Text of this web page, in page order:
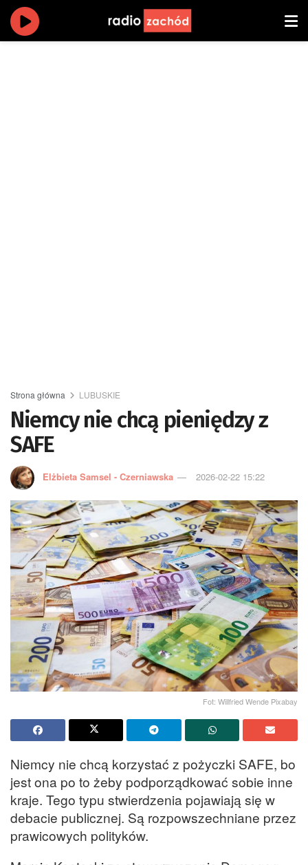
Strona główna LUBUSKIE
Niemcy nie chcą pieniędzy z
SAFE
Elżbieta Samsel - Czerniawska 2026-02-22 15:22
Fot: Willfried Wende Pixabay
Niemcy nie chcą korzystać z pożyczki SAFE, bo
jest ona po to żeby podporządkować sobie inne
kraje. Tego typu stwierdzenia pojawiają się w
debacie publicznej. Są rozpowszechniane przez
prawicowych polityków.